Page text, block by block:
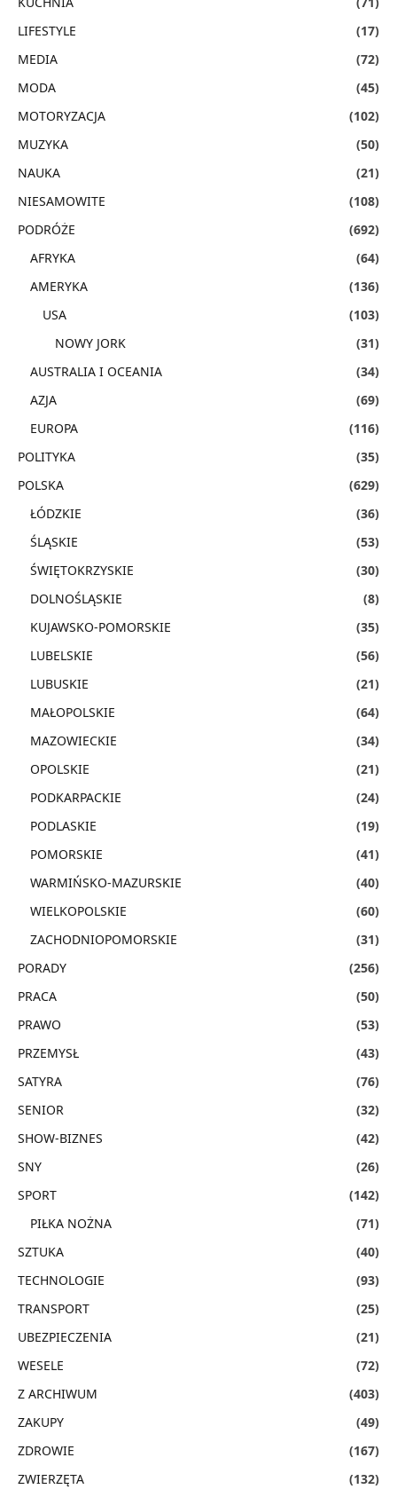
LIFESTYLE
(17)
MEDIA
(72)
MODA
(45)
MOTORYZACJA
(102)
MUZYKA
(50)
NAUKA
(21)
NIESAMOWITE
(108)
PODRÓŻE
(692)
AFRYKA
(64)
AMERYKA
(136)
USA
(103)
NOWY JORK
(31)
AUSTRALIA I OCEANIA
(34)
AZJA
(69)
EUROPA
(116)
POLITYKA
(35)
POLSKA
(629)
ŁÓDZKIE
(36)
ŚLĄSKIE
(53)
ŚWIĘTOKRZYSKIE
(30)
DOLNOŚLĄSKIE
(8)
KUJAWSKO-POMORSKIE
(35)
LUBELSKIE
(56)
LUBUSKIE
(21)
MAŁOPOLSKIE
(64)
MAZOWIECKIE
(34)
OPOLSKIE
(21)
PODKARPACKIE
(24)
PODLASKIE
(19)
POMORSKIE
(41)
WARMIŃSKO-MAZURSKIE
(40)
WIELKOPOLSKIE
(60)
ZACHODNIOPOMORSKIE
(31)
PORADY
(256)
PRACA
(50)
PRAWO
(53)
PRZEMYSŁ
(43)
SATYRA
(76)
SENIOR
(32)
SHOW-BIZNES
(42)
SNY
(26)
SPORT
(142)
PIŁKA NOŻNA
(71)
SZTUKA
(40)
TECHNOLOGIE
(93)
TRANSPORT
(25)
UBEZPIECZENIA
(21)
WESELE
(72)
Z ARCHIWUM
(403)
ZAKUPY
(49)
ZDROWIE
(167)
ZWIERZĘTA
(132)